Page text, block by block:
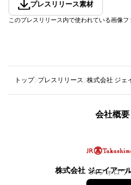
プレスリリース素材
このプレスリリース内で使われている画像
トップ プレスリリース 株式会社 ジェ
会社概要
株式会社 ジェイアー
94フォロワ